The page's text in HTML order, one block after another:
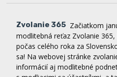
modlitebná reťaz Zvolanie
počas celého roka za
sa! Na webovej stránke
informácií aj modlitebné
s modliacimi sa účastníkmi, a
vybrať svoj termín modlitby.